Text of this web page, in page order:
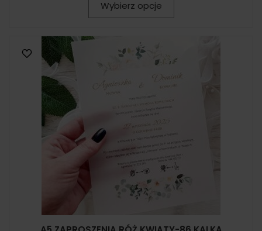
Wybierz opcje